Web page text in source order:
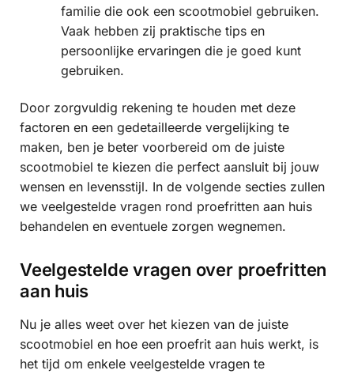
familie die ook een scootmobiel gebruiken.
Vaak hebben zij praktische tips en
persoonlijke ervaringen die je goed kunt
gebruiken.
Door zorgvuldig rekening te houden met deze
factoren en een gedetailleerde vergelijking te
maken, ben je beter voorbereid om de juiste
scootmobiel te kiezen die perfect aansluit bij jouw
wensen en levensstijl. In de volgende secties zullen
we veelgestelde vragen rond proefritten aan huis
behandelen en eventuele zorgen wegnemen.
Veelgestelde vragen over proefritten
aan huis
Nu je alles weet over het kiezen van de juiste
scootmobiel en hoe een proefrit aan huis werkt, is
het tijd om enkele veelgestelde vragen te